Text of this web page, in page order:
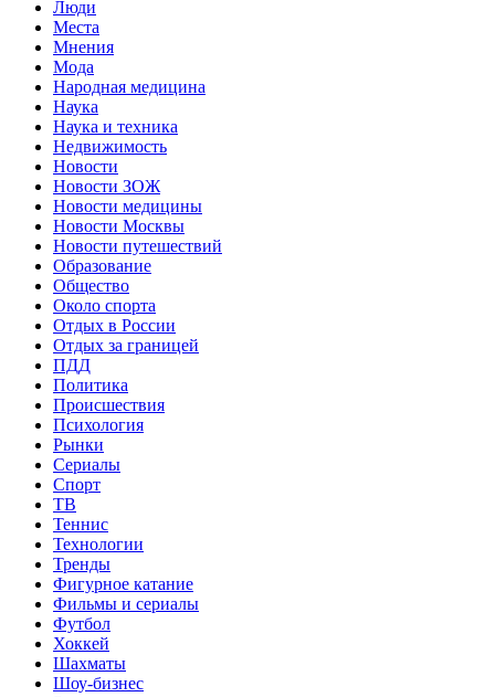
Люди
Места
Мнения
Мода
Народная медицина
Наука
Наука и техника
Недвижимость
Новости
Новости ЗОЖ
Новости медицины
Новости Москвы
Новости путешествий
Образование
Общество
Около спорта
Отдых в России
Отдых за границей
ПДД
Политика
Происшествия
Психология
Рынки
Сериалы
Спорт
ТВ
Теннис
Технологии
Тренды
Фигурное катание
Фильмы и сериалы
Футбол
Хоккей
Шахматы
Шоу-бизнес